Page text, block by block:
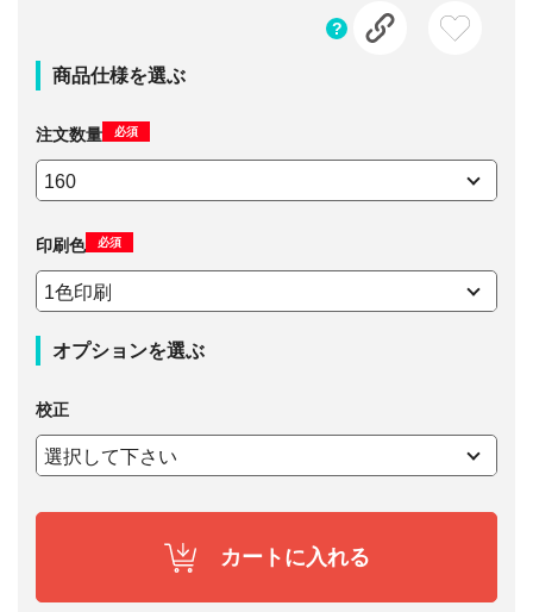
商品仕様を選ぶ
注文数量 必須
印刷色 必須
オプションを選ぶ
校正
カートに入れる